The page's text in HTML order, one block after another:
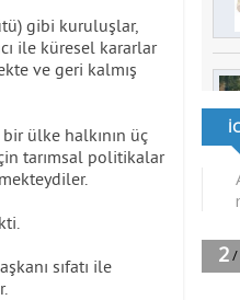
gibi kuruluşlar,
ile küresel kararlar
ve geri kalmış
ülke halkının üç
tarımsal politikalar
sıfatı ile